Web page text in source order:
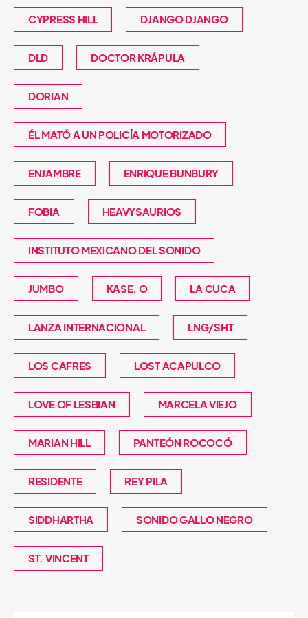
CYPRESS HILL DJANGO DJANGO
DLD DOCTOR KRÁPULA
DORIAN
ÉL MATÓ A UN POLICÍA MOTORIZADO
ENJAMBRE ENRIQUE BUNBURY
FOBIA HEAVYSAURIOS
INSTITUTO MEXICANO DEL SONIDO
JUMBO KASE. O LA CUCA
LANZA INTERNACIONAL LNG/SHT
LOS CAFRES LOST ACAPULCO
LOVE OF LESBIAN MARCELA VIEJO
MARIAN HILL PANTEÓN ROCOCÓ
RESIDENTE REY PILA
SIDDHARTHA SONIDO GALLO NEGRO
ST. VINCENT